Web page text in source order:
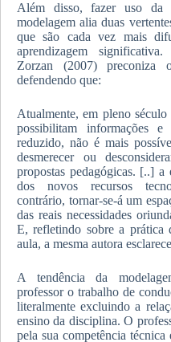
Além disso, fazer uso da
modelagem alia duas
que são cada vez mais
aprendizagem
Zorzan (2007) preconiza
defendendo que:
Atualmente, em pleno
possibilitam informações
reduzido, não é mais
desmerecer ou
propostas pedagógicas. [..]
dos novos recursos
contrário, tornar-se-á um
das reais necessidades
E, refletindo sobre a prática
aula, a mesma autora
A tendência da
professor o trabalho de
literalmente excluindo a
ensino da disciplina. O
pela sua competência